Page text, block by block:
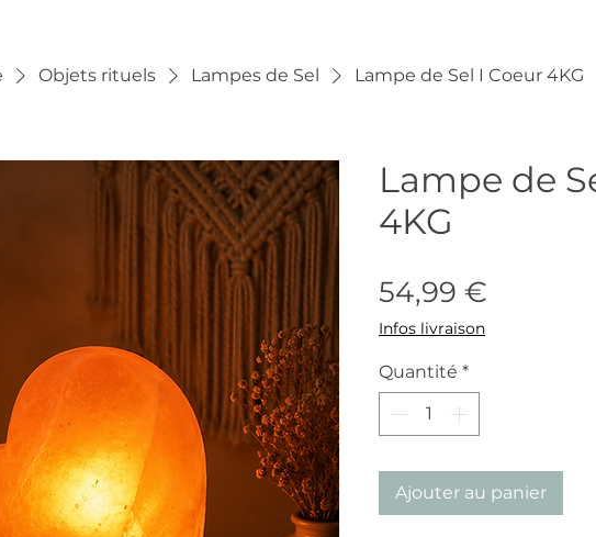
Objets rituels Lampes de Sel Lampe de Sel I Coeur 4KG
Lampe de
4KG
54,99 €
Infos livraison
Quantité *
Ajouter au panier